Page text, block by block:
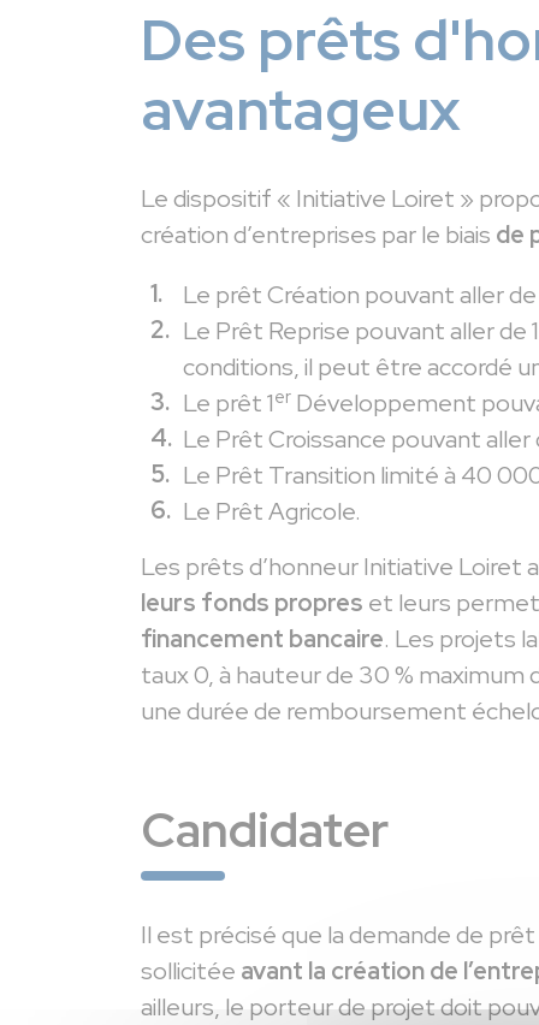
Des prêts
avantageux
Le dispositif « Initiative Loiret »
création d’entreprises par le biais de
Le prêt Création pouvant aller
Le Prêt Reprise pouvant aller de
conditions, il peut être accordé
Le prêt 1er Développement
Le Prêt Croissance pouvant
Le Prêt Transition limité à 40
Le Prêt Agricole.
Les prêts d’honneur Initiative Loiret
leurs fonds propres et leurs
financement bancaire. Les projets
taux 0, à hauteur de 30 %
une durée de remboursement
Candidater
Il est précisé que la demande de
sollicitée avant la création de
ailleurs, le porteur de projet doit